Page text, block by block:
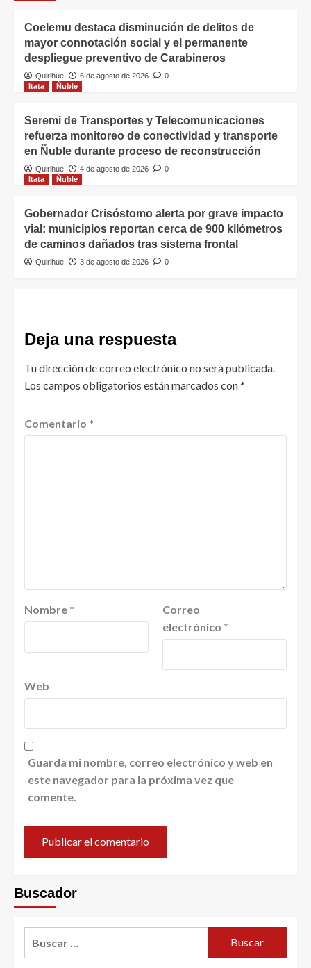
Coelemu destaca disminución de delitos de
mayor connotación social y el permanente
despliegue preventivo de Carabineros
Quirihue 6 de agosto de 2026
0
Itata
Ñuble
Seremi de Transportes y Telecomunicaciones
refuerza monitoreo de conectividad y transporte
en Ñuble durante proceso de reconstrucción
Quirihue 4 de agosto de 2026
0
Itata
Ñuble
Gobernador Crisóstomo alerta por grave impacto
vial: municipios reportan cerca de 900 kilómetros
de caminos dañados tras sistema frontal
Quirihue 3 de agosto de 2026 0
Deja una respuesta
Tu dirección de correo electrónico no será publicada.
Los campos obligatorios están marcados con*
Comentario *
Nombre *
Correo
electrónico *
Web
Guarda mi nombre, correo electrónico y web en
este navegador para la próxima vez que
comente.
Buscador